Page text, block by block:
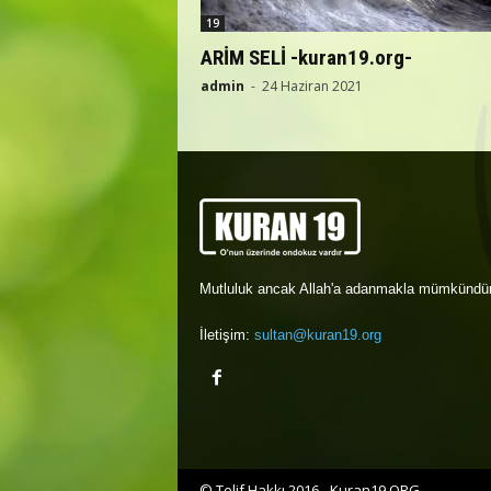
19
ARİM SELİ -kuran19.org-
admin - 24 Haziran 2021
Mutluluk ancak Allah'a adanmakla
İletişim: sultan@kuran19.org